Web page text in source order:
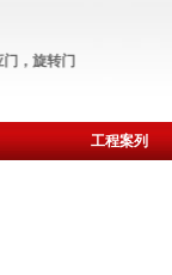
旋转门
工程案列